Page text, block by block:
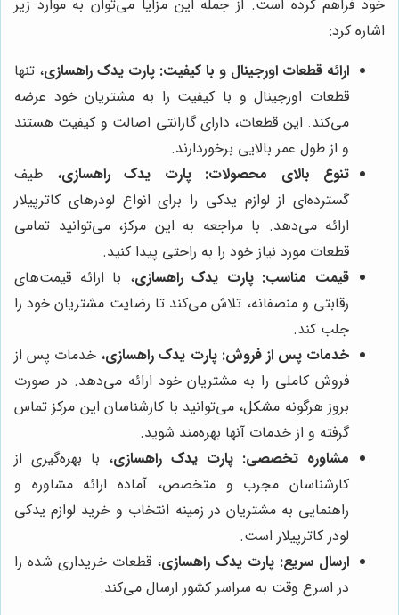
خود فراهم کرده است. از جمله این مزایا می‌توان به موارد زیر
اشاره کرد:
ارائه قطعات اورجینال و با کیفیت: پارت یدک راهسازی، تنها
قطعات اورجینال و با کیفیت را به مشتریان خود عرضه
می‌کند. این قطعات، دارای گارانتی اصالت و کیفیت هستند
و از طول عمر بالایی برخوردارند.
تنوع بالای محصولات:
پارت یدک راهسازی، طیف
گسترده‌ای از لوازم یدکی را برای انواع لودرهای کاترپیلار
ارائه می‌دهد. با مراجعه به این مرکز، می‌توانید تمامی
قطعات مورد نیاز خود را به راحتی پیدا کنید.
قیمت مناسب: پارت یدک راهسازی، با ارائه قیمت‌های
رقابتی و منصفانه، تلاش می‌کند تا رضایت مشتریان خود را
جلب کند.
خدمات پس از فروش: پارت یدک راهسازی، خدمات پس از
فروش کاملی را به مشتریان خود ارائه می‌دهد. در صورت
بروز هرگونه مشکل، می‌توانید با کارشناسان این مرکز تماس
گرفته و از خدمات آنها بهره‌مند شوید.
مشاوره تخصصی: پارت یدک راهسازی، با بهره‌گیری از
کارشناسان مجرب و متخصص، آماده ارائه مشاوره و
راهنمایی به مشتریان در زمینه انتخاب و خرید لوازم یدکی
لودر کاترپیلار است.
ارسال سریع: پارت یدک راهسازی، قطعات خریداری شده را
در اسرع وقت به سراسر کشور ارسال می‌کند.